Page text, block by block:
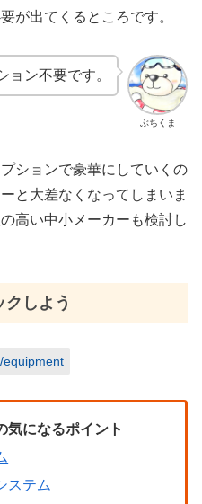
が出てくるところです。
ぶちくま
ョン不要です。
ションで豪華にしていくの
と大差なくなってしまいま
高い中小メーカーも検討し
しよう
equipment
気になるポイント
ステム